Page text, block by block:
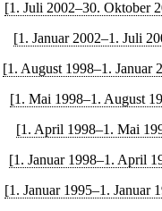
[1. Juli 2002–30. Oktober
[1. Januar 2002–1. Juli
[1. August 1998–1. Januar
[1. Mai 1998–1. August
[1. April 1998–1. Mai
[1. Januar 1998–1. April
[1. Januar 1995–1. Januar